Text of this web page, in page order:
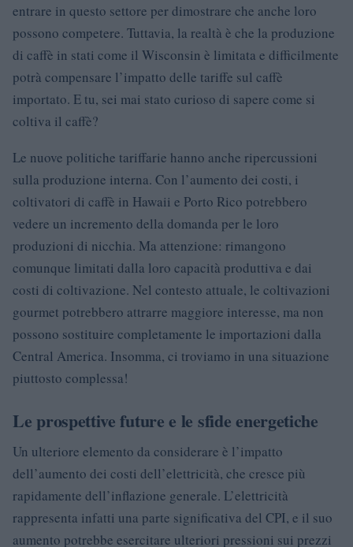
entrare in questo settore per dimostrare che anche loro
possono competere. Tuttavia, la realtà è che la produzione
di caffè in stati come il Wisconsin è limitata e difficilmente
potrà compensare l’impatto delle tariffe sul caffè
importato. E tu, sei mai stato curioso di sapere come si
coltiva il caffè?
Le nuove politiche tariffarie hanno anche ripercussioni
sulla produzione interna. Con l’aumento dei costi, i
coltivatori di caffè in Hawaii e Porto Rico potrebbero
vedere un incremento della domanda per le loro
produzioni di nicchia. Ma attenzione: rimangono
comunque limitati dalla loro capacità produttiva e dai
costi di coltivazione. Nel contesto attuale, le coltivazioni
gourmet potrebbero attrarre maggiore interesse, ma non
possono sostituire completamente le importazioni dalla
Central America. Insomma, ci troviamo in una situazione
piuttosto complessa!
Le prospettive future e le sfide energetiche
Un ulteriore elemento da considerare è l’impatto
dell’aumento dei costi dell’elettricità, che cresce più
rapidamente dell’inflazione generale. L’elettricità
rappresenta infatti una parte significativa del CPI, e il suo
aumento potrebbe esercitare ulteriori pressioni sui prezzi